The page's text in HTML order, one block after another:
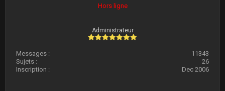
Hors ligne
Administrateur
Messages :
11343
Sujets :
26
Inscription :
Dec 2006